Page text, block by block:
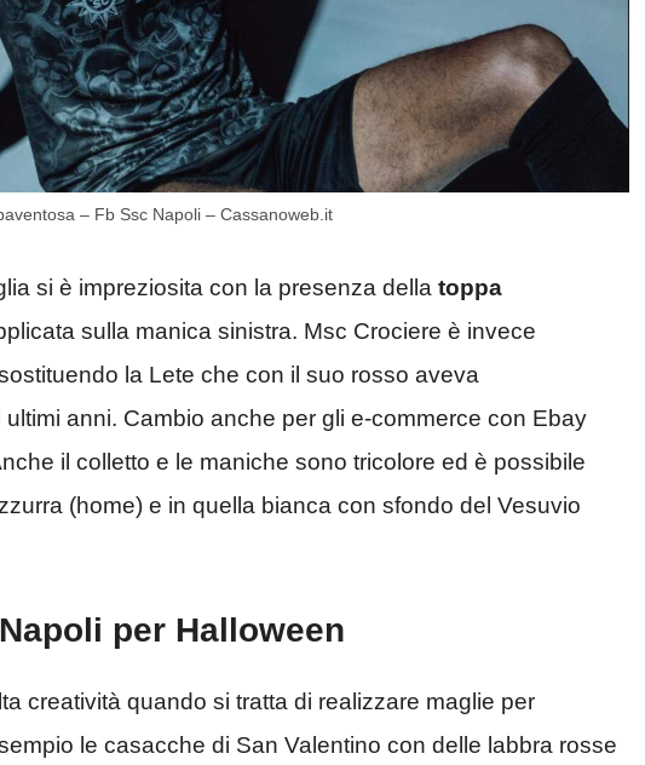
– Fb Ssc Napoli – Cassanoweb.it
si è impreziosita con la presenza della toppa
sulla manica sinistra. Msc Crociere è invece
la Lete che con il suo rosso aveva
anni. Cambio anche per gli e-commerce con Ebay
il colletto e le maniche sono tricolore ed è possibile
(home) e in quella bianca con sfondo del Vesuvio
per Halloween
creatività quando si tratta di realizzare maglie per
le casacche di San Valentino con delle labbra rosse